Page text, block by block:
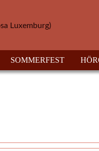
Luxemburg)
SOMMERFEST